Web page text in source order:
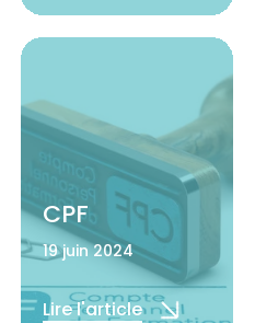
CPF
19 juin 2024
Lire l'article